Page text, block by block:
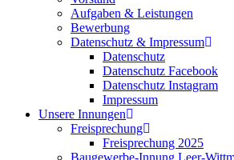
Aufgaben & Leistungen
Bewerbung
Datenschutz & Impressum
Datenschutz
Datenschutz Facebook
Datenschutz Instagram
Impressum
Unsere Innungen
Freisprechung
Freisprechung 2025
Baugewerbe-Innung Leer-